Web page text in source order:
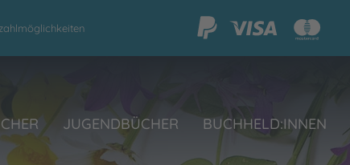
JUGENDBÜCHER BUCHHELD:INNEN